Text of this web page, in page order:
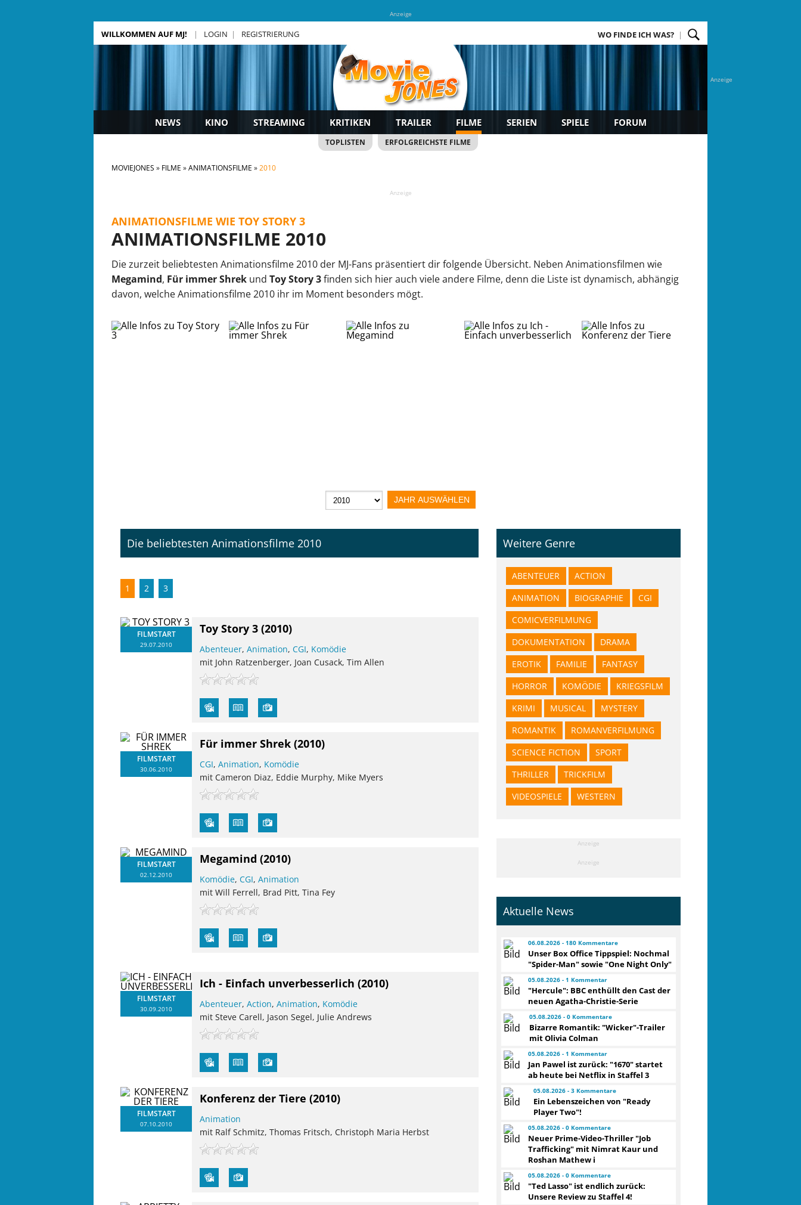
Anzeige
Anzeige
WILLKOMMEN AUF MJ! LOGIN REGISTRIERUNG WO FINDE ICH WAS?
NEWS KINO STREAMING KRITIKEN TRAILER FILME SERIEN SPIELE FORUM
TOPLISTEN ERFOLGREICHSTE FILME
MOVIEJONES FILME ANIMATIONSFILME 2010
Anzeige
ANIMATIONSFILME WIE TOY STORY 3
ANIMATIONSFILME 2010
Die zurzeit beliebtesten Animationsfilme 2010 der MJ-Fans präsentiert dir folgende Übersicht. Neben Animationsfilmen wie
Megamind, Für immer Shrek und Toy Story 3finden sich hier auch viele andere Filme, denn die Liste ist dynamisch, abhängig
davon, welche Animationsfilme 2010 ihr im Moment besonders mögt.
Die beliebtesten Animationsfilme 2010
1 2 3
FILMSTART
29.07.2010
Toy Story 3 (2010)
Abenteuer,Animation,CGI, Komödie
mit John Ratzenberger, Joan Cusack, Tim Allen
FILMSTART
30.06.2010
Für immer Shrek (2010)
CGI,Animation, Komödie
mit Cameron Diaz, Eddie Murphy, Mike Myers
FILMSTART
02.12.2010
Megamind (2010)
Komödie,CGI,Animation
mit Will Ferrell, Brad Pitt, Tina Fey
FILMSTART
30.09.2010
Ich - Einfach unverbesserlich (2010)
Abenteuer,Action,Animation, Komödie
mit Steve Carell, Jason Segel, Julie Andrews
FILMSTART
07.10.2010
Konferenz der Tiere (2010)
Animation
mit Ralf Schmitz, Thomas Fritsch, Christoph Maria Herbst
Weitere Genre
ABENTEUER
ACTION
ANIMATION
BIOGRAPHIE
CGI
COMICVERFILMUNG
DOKUMENTATION
DRAMA
EROTIK
FAMILIE
FANTASY
HORROR
KOMÖDIE
KRIEGSFILM
KRIMI
MUSICAL
MYSTERY
ROMANTIK
ROMANVERFILMUNG
SCIENCE FICTION
SPORT
THRILLER
TRICKFILM
VIDEOSPIELE
WESTERN
Anzeige
Anzeige
Aktuelle News
06.08.2026 - 180 Kommentare
Unser Box Office Tippspiel: Nochmal
"Spider-Man" sowie "One Night Only"
05.08.2026 - 1 Kommentar
"Hercule": BBC enthüllt den Cast der
neuen Agatha-Christie-Serie
05.08.2026 - 0 Kommentare
Bizarre Romantik: "Wicker"-Trailer
mit Olivia Colman
05.08.2026 - 1 Kommentar
Jan Pawel ist zurück: "1670" startet
ab heute bei Netflix in Staffel 3
05.08.2026 - 3 Kommentare
Ein Lebenszeichen von "Ready
Player Two"!
05.08.2026 - 0 Kommentare
Neuer Prime-Video-Thriller "Job
Trafficking" mit Nimrat Kaur und
Roshan Mathew i
05.08.2026 - 0 Kommentare
"Ted Lasso" ist endlich zurück:
Unsere Review zu Staffel 4!